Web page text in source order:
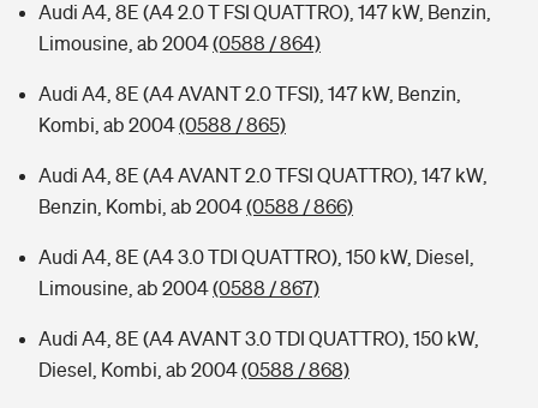
Audi A4, 8E (A4 2.0 T FSI QUATTRO), 147 kW, Benzin,
Limousine, ab 2004(0588 / 864)
Audi A4, 8E (A4 AVANT 2.0 TFSI), 147 kW, Benzin,
Kombi, ab 2004(0588 / 865)
Audi A4, 8E (A4 AVANT 2.0 TFSI QUATTRO), 147 kW,
Benzin, Kombi, ab 2004(0588 / 866)
Audi A4, 8E (A4 3.0 TDI QUATTRO), 150 kW, Diesel,
Limousine, ab 2004(0588 / 867)
Audi A4, 8E (A4 AVANT 3.0 TDI QUATTRO), 150 kW,
Diesel, Kombi, ab 2004(0588 / 868)